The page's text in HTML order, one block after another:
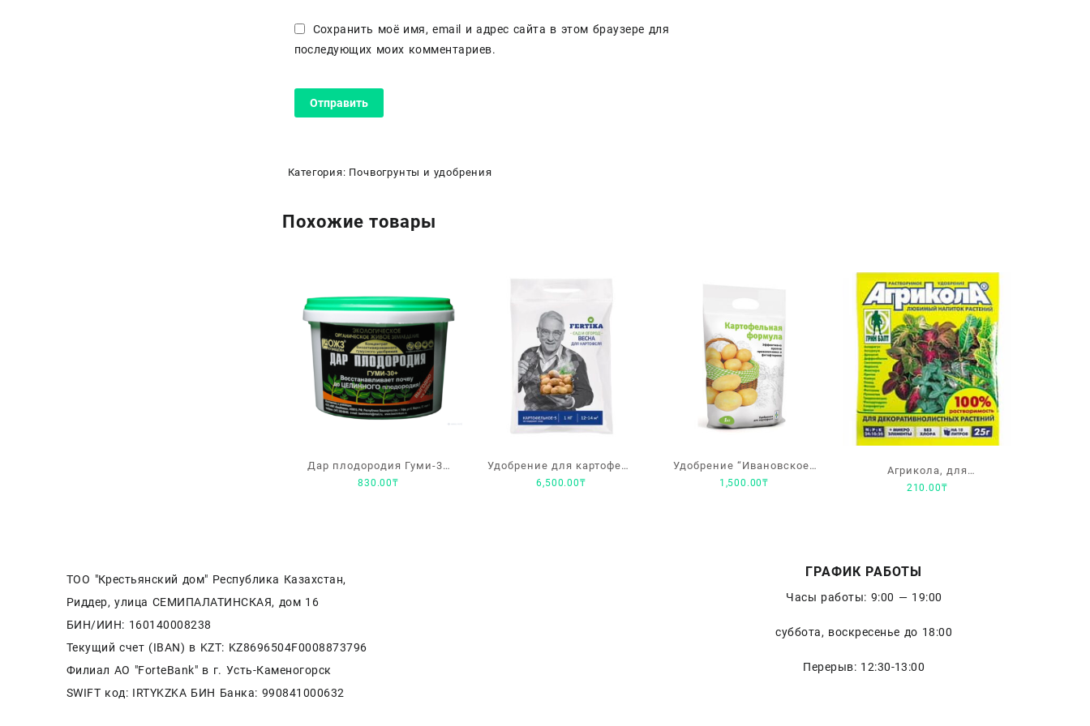
Сохранить моё имя, email и адрес сайта в этом браузере для
последующих моих комментариев.
Категория: Почвогрунты и удобрения
Похожие товары
Дар плодородия Гуми-30
концентрат удобрения
830.00₸
Удобрение для картофеля
Весна-Лето Fertika
6,500.00₸
Удобрение “Ивановское”
Картофельная формула
1,500.00₸
Агрикола, для
декоративных растений,
210.00₸
ТОО "Крестьянский дом" Республика Казахстан,
Риддер, улица СЕМИПАЛАТИНСКАЯ, дом 16
БИН/ИИН: 160140008238
Текущий счет (IBAN) в KZT: KZ8696504F0008873796
Филиал АО "ForteBank" в г. Усть-Каменогорск
SWIFT код: IRTYKZKA БИН Банка: 990841000632
ГРАФИК РАБОТЫ
Часы работы: 9:00 — 19:00
суббота, воскресенье до 18:00
Перерыв: 12:30-13:00